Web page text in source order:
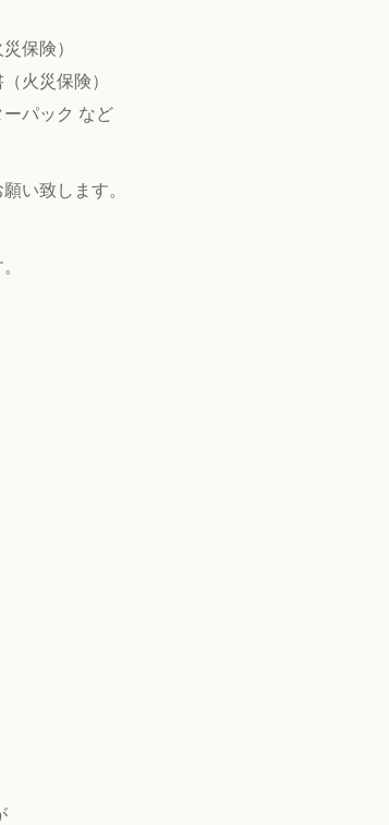
保険）
火災保険）
ーパック など
い致します。